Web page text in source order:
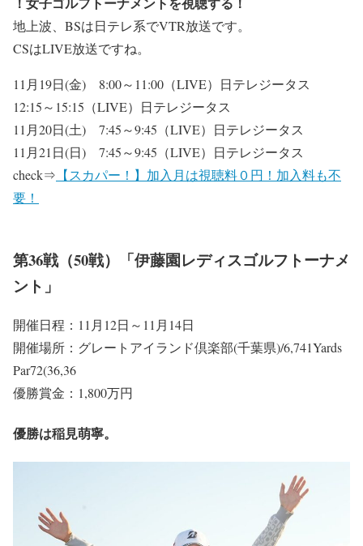
地上波、BSは日テレ系でVTR放送です。
CSはLIVE放送ですね。
11月19日(金) 8:00～11:00（LIVE）日テレジータス
12:15～15:15（LIVE）日テレジータス
11月20日(土) 7:45～9:45（LIVE）日テレジータス
11月21日(日) 7:45～9:45（LIVE）日テレジータス
check⇒ 【スカパー！】加入月は視聴料０円！加入料も不
要！
第36戦（50戦）「伊藤園レディスゴルフトーナメ
ント」
開催日程：11月12日～11月14日
開催場所：グレートアイランド倶楽部(千葉県)/6,741Yards
Par72(36,36
優勝賞金：1,800万円
優勝は稲見萌寧。